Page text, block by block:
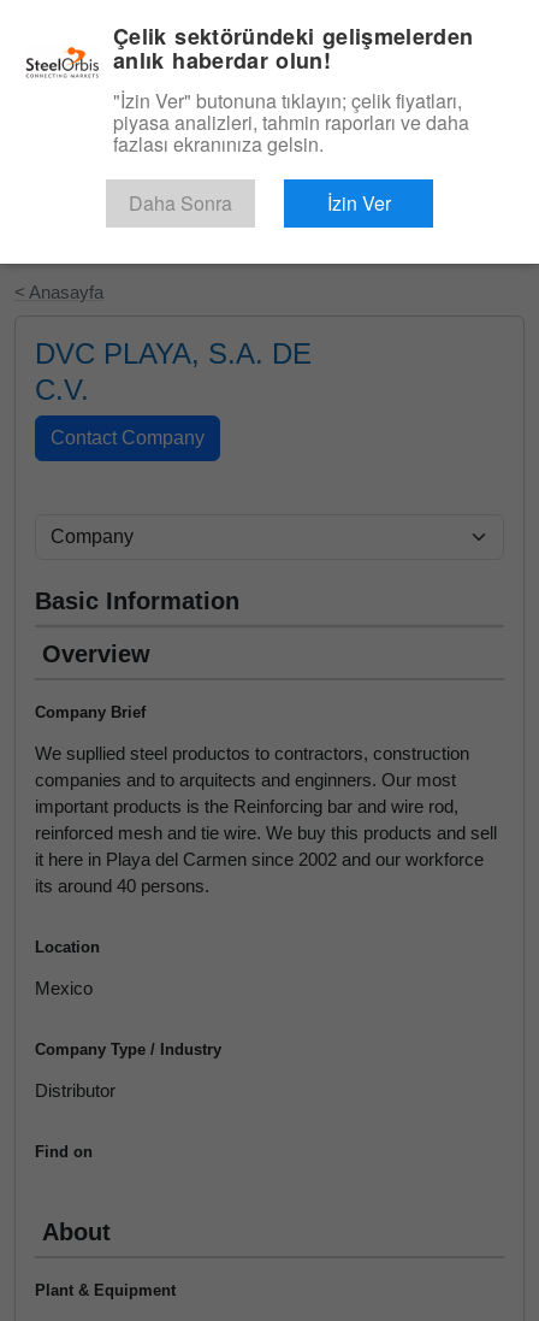
Ücretsiz Deneyin
< Anasayfa
DVC PLAYA, S.A. DE
C.V.
Basic Information
Overview
Company Brief
We supllied steel productos to contractors, construction
companies and to arquitects and enginners. Our most
important products is the Reinforcing bar and wire rod,
reinforced mesh and tie wire. We buy this products and sell
it here in Playa del Carmen since 2002 and our workforce
its around 40 persons.
Location
Mexico
Company Type / Industry
Distributor
Find on
About
Plant & Equipment
Çelik sektöründeki gelişmelerden
anlık haberdar olun!
"İzin Ver" butonuna tıklayın; çelik fiyatları,
piyasa analizleri, tahmin raporları ve daha
fazlası ekranınıza gelsin.
Daha Sonra İzin Ver